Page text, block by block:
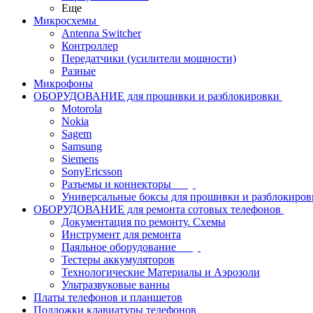
Еще
Микросхемы
Antenna Switcher
Контроллер
Передатчики (усилители мощности)
Разные
Микрофоны
ОБОРУДОВАНИЕ для прошивки и разблокировки
Motorola
Nokia
Sagem
Samsung
Siemens
SonyEricsson
Разъемы и коннекторы
Универсальные боксы для прошивки и
ОБОРУДОВАНИЕ для ремонта сотовых телефонов
Документация по ремонту. Схемы
Инструмент для ремонта
Паяльное оборудование
Тестеры аккумуляторов
Технологические Материалы и Аэрозоли
Ультразвуковые ванны
Платы телефонов и планшетов
Подложки клавиатуры телефонов